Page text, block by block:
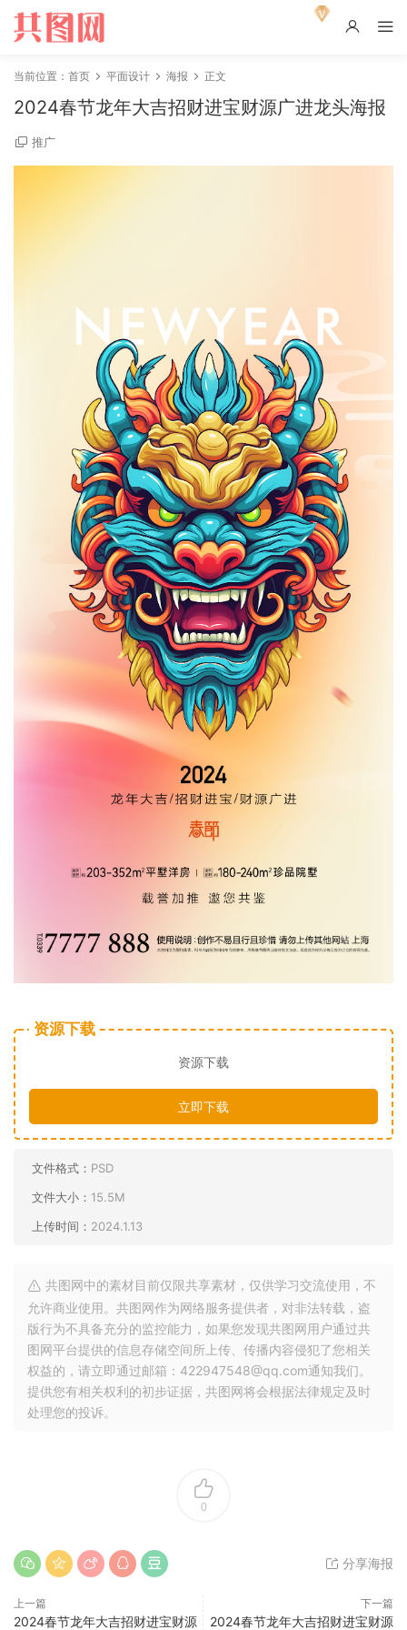
当前位置： 首页 平面设计 海报 正文
2024春节龙年大吉招财进宝财源广进龙头海报
推广
资源下载
资源下载
立即下载
文件格式： PSD
文件大小： 15.5M
上传时间： 2024.1.13
共图网中的素材目前仅限共享素材，仅供学习交流使用，不
允许商业使用。共图网作为网络服务提供者，对非法转载，盗
版行为不具备充分的监控能力，如果您发现共图网用户通过共
图网平台提供的信息存储空间所上传、传播内容侵犯了您相关
权益的，请立即通过邮箱：422947548@qq.com通知我们。
提供您有相关权利的初步证据，共图网将会根据法律规定及时
处理您的投诉。
0
分享海报
上一篇
2024春节龙年大吉招财进宝财源
下一篇
2024春节龙年大吉招财进宝财源